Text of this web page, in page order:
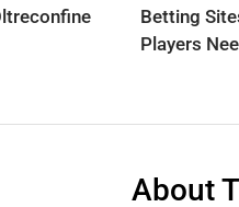
Betting
Players
About